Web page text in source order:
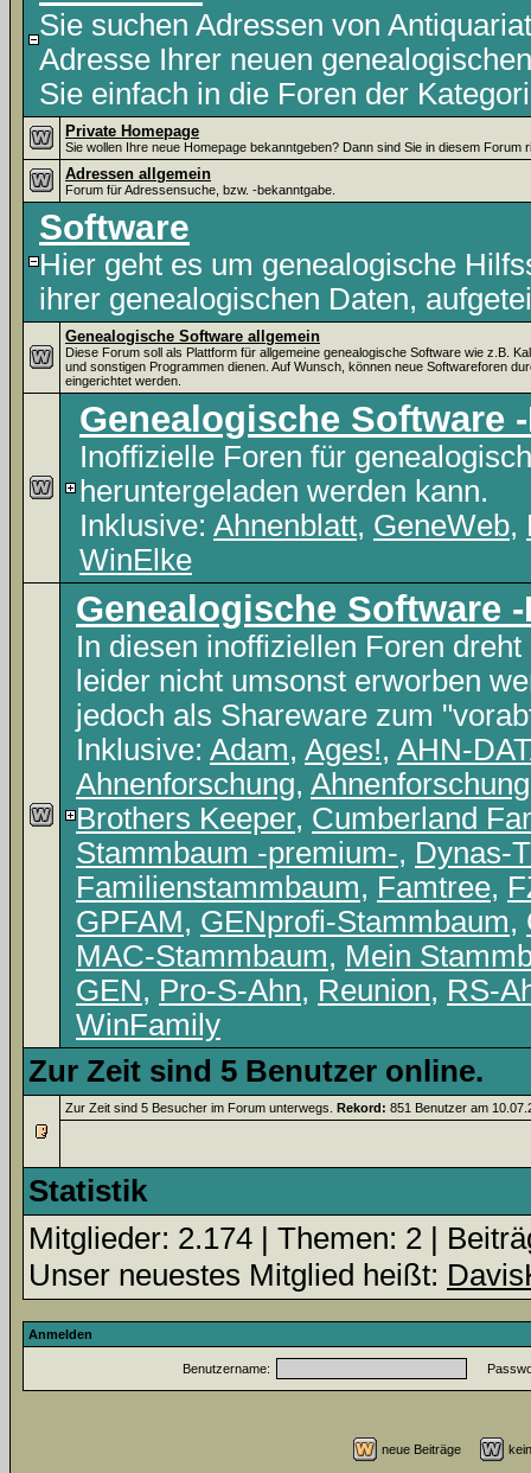
Sie suchen Adressen von
Adresse Ihrer neuen
Sie einfach in die Foren der
Private Homepage
Sie wollen Ihre neue Homepage bekanntgeben? Dann sind Sie in diesem Forum
Adressen allgemein
Forum für Adressensuche, bzw. -bekanntgabe.
Software
Hier geht es um genealogische
ihrer genealogischen Daten,
Genealogische Software allgemein
Diese Forum soll als Plattform für allgemeine genealogische Software wie z.B.
und sonstigen Programmen dienen. Auf Wunsch, können neue Softwareforen
eingerichtet werden.
Genealogische Software -
Inoffizielle Foren für
heruntergeladen werden kann.
Inklusive: Ahnenblatt, GeneWeb,
WinElke
Genealogische Software -
In diesen inoffiziellen Foren
leider nicht umsonst erworben
jedoch als Shareware zum
Inklusive: Adam, Ages!, AHN-
Ahnenforschung,
Brothers Keeper, Cumberland
Stammbaum -premium-, Dynas-
Familienstammbaum, Famtree,
GPFAM, GENprofi-Stammbaum,
MAC-Stammbaum, Mein
GEN, Pro-S-Ahn, Reunion, RS-
WinFamily
Zur Zeit sind 5 Benutzer online.
Zur Zeit sind 5 Besucher im Forum unterwegs. Rekord: 851 Benutzer am
Statistik
Mitglieder: 2.174 | Themen: 2 |
Unser neuestes Mitglied heißt:
Anmelden
Benutzername:
neue Beiträge